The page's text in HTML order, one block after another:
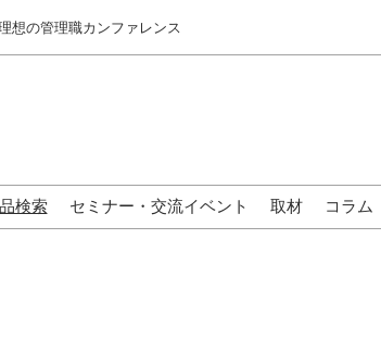
想の管理職カンファレンス
検索 セミナー・交流イベント 取材 コラム